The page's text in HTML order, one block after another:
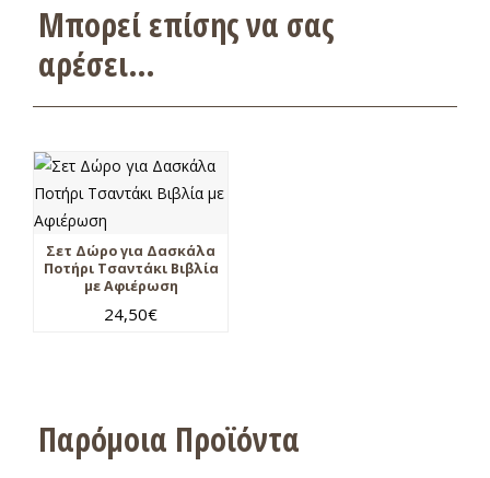
Μπορεί επίσης να σας
αρέσει…
Σετ Δώρο για Δασκάλα
Ποτήρι Τσαντάκι Βιβλία
με Αφιέρωση
24,50€
Παρόμοια Προϊόντα